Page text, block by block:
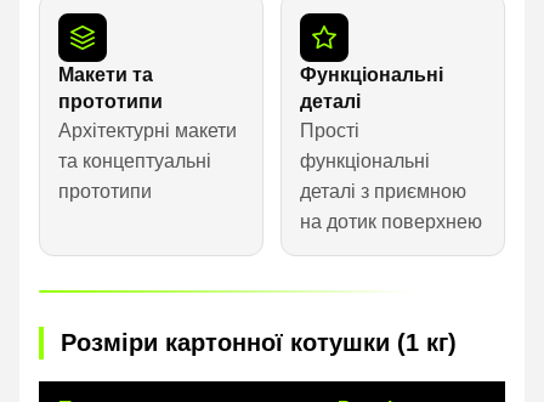
Макети та
прототипи
Архітектурні макети
та концептуальні
прототипи
Функціональні
деталі
Прості
функціональні
деталі з приємною
на дотик поверхнею
Розміри картонної котушки (1 кг)